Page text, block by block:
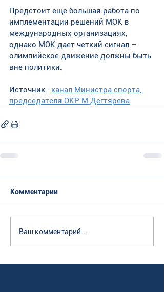
Предстоит еще большая работа по
имплементации решений МОК в
международных организациях,
однако МОК дает четкий сигнал –
олимпийское движение должны быть
вне политики.
Источник: канал Министра спорта,
председателя ОКР М.Дегтярева
Комментарии
Ваш комментарий...